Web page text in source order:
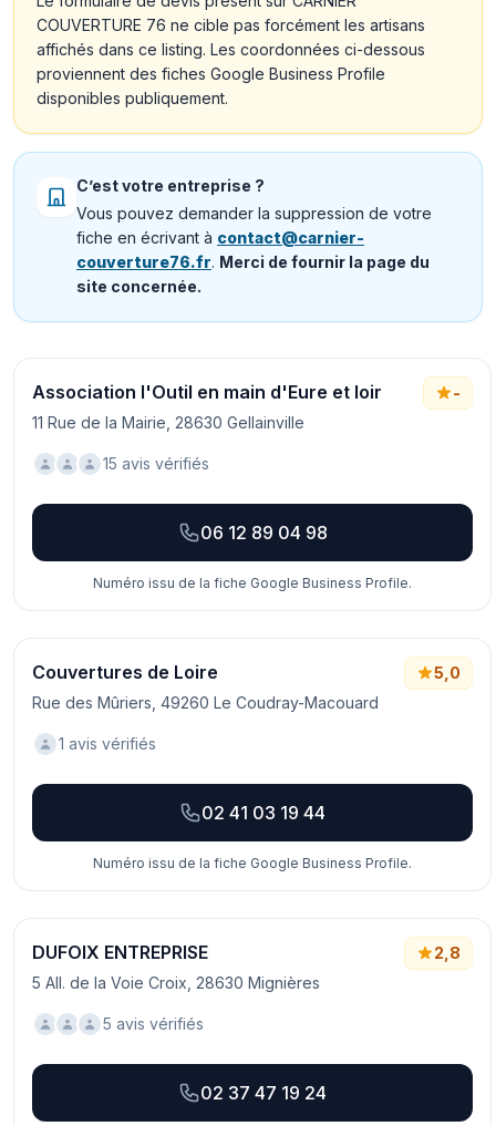
COUVERTURE 76 ne cible pas forcément les artisans
affichés dans ce listing. Les coordonnées ci-dessous
proviennent des fiches Google Business Profile
disponibles publiquement.
C’est votre entreprise ?
Vous pouvez demander la suppression de votre
fiche en écrivant à contact@carnier-
couverture76.fr. Merci de fournir la page du
site concernée.
Association l'Outil en main d'Eure et loir
11 Rue de la Mairie, 28630 Gellainville
-
15 avis vérifiés
06 12 89 04 98
Numéro issu de la fiche Google Business Profile.
Couvertures de Loire
Rue des Mûriers, 49260 Le Coudray-Macouard
5,0
1 avis vérifiés
02 41 03 19 44
Numéro issu de la fiche Google Business Profile.
DUFOIX ENTREPRISE
5 All. de la Voie Croix, 28630 Mignières
2,8
5 avis vérifiés
02 37 47 19 24